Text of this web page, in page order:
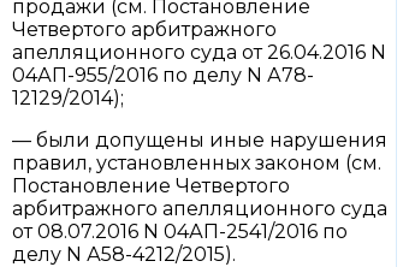
продажи (см. Постановление
Четвертого арбитражного
апелляционного суда от 26.04.2016 N
04АП-955/2016 по делу N А78-
12129/2014);
— были допущены иные нарушения
правил, установленных законом (см.
Постановление Четвертого
арбитражного апелляционного суда
от 08.07.2016 N 04АП-2541/2016 по
делу N А58-4212/2015).